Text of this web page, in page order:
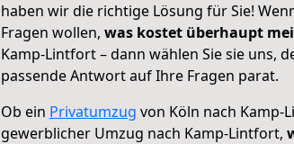
haben wir die richtige Lösung für Sie!
Fragen wollen, was kostet überhaupt
Kamp-Lintfort – dann wählen Sie sie uns,
passende Antwort auf Ihre Fragen parat.
Ob ein Privatumzug von Köln nach Kamp-
gewerblicher Umzug nach Kamp-Lintfort,